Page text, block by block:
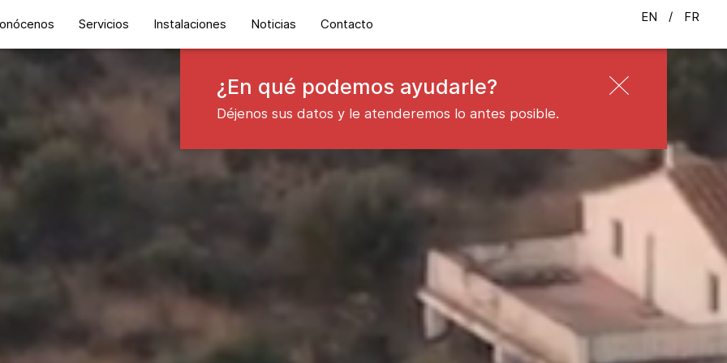
Servicios Instalaciones Noticias Contacto EN FR
¿En qué podemos ayudarle?
Déjenos sus datos y le atenderemos lo antes posible.